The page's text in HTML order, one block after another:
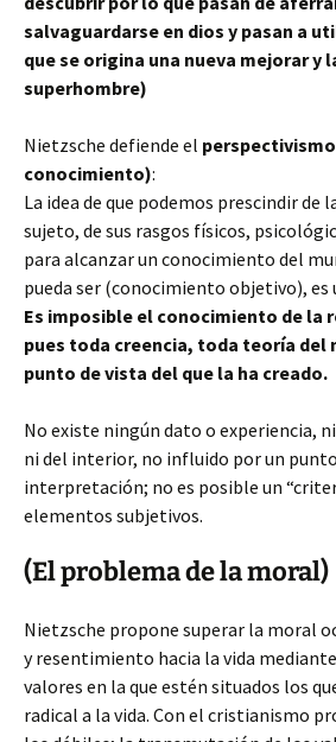
salvaguardarse en dios y pasan a
que se origina una nueva mejorar y
superhombre)
Nietzsche defiende el
conocimiento):
La idea de que podemos prescindir de
sujeto, de sus rasgos físicos,
para alcanzar un conocimiento del
pueda ser (conocimiento objetivo), es
Es imposible el conocimiento de la
pues toda creencia, toda teoría del
punto de vista del que la ha creado.
No existe ningún dato o experiencia,
ni del interior, no influido por un
interpretación; no es posible un
elementos subjetivos.
(El problema de la moral)
Nietzsche propone superar la moral
y resentimiento hacia la vida
valores en la que estén situados los
radical a la vida. Con el cristianismo